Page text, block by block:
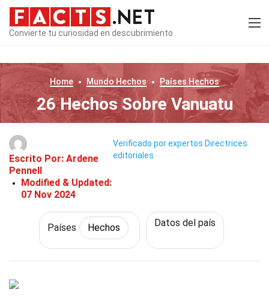
Convierte tu curiosidad en descubrimiento
Home Mundo Hechos Países Hechos
26 Hechos Sobre Vanuatu
Escrito Por: Ardene
Pennell
Modified & Updated:
07 Nov 2024
Verificado por expertos Directrices
editoriales
Países Hechos Datos del país